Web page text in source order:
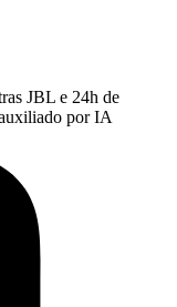
JBL e 24h de
por IA